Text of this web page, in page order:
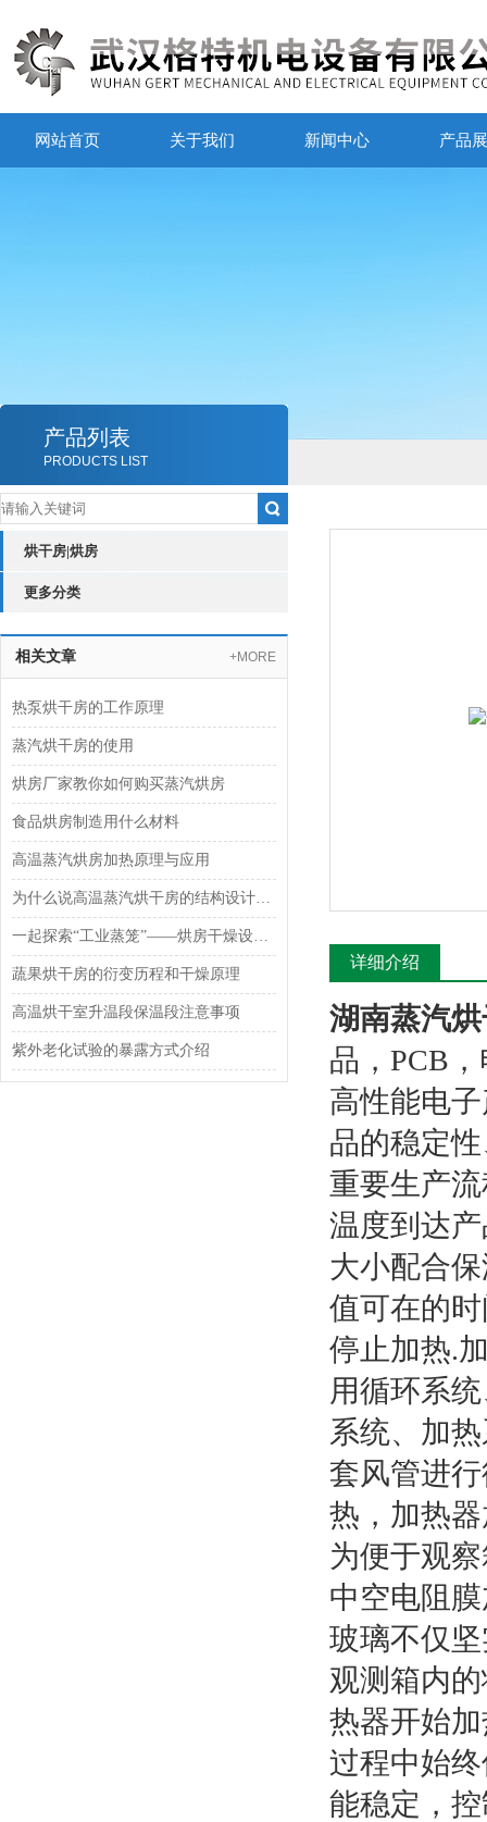
网站首页 关于我们 新闻中心 产品
产品列表
PRODUCTS LIST
烘干房|烘房
更多分类
相关文章 +MORE
热泵烘干房的工作原理
蒸汽烘干房的使用
烘房厂家教你如何购买蒸汽烘房
食品烘房制造用什么材料
高温蒸汽烘房加热原理与应用
为什么说高温蒸汽烘干房的结构设计很重要
一起探索“工业蒸笼”——烘房干燥设备的奥秘
蔬果烘干房的衍变历程和干燥原理
高温烘干室升温段保温段注意事项
紫外老化试验的暴露方式介绍
详细介绍
湖南蒸汽
品，PCB
高性能电
品的稳定
重要生产
温度到达
大小配合
值可在的
停止加热.
用循环系
系统、加
套风管进
热，加热
为便于观
中空电阻
玻璃不仅
观测箱内
热器开始
过程中始
能稳定，